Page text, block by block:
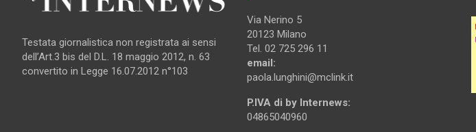
Testata giornalistica non registrata ai sensi
dell’Art.3 bis del D.L. 18 maggio 2012, n. 63
convertito in Legge 16.07.2012 n°103
Via Nerino 5
20123 Milano
Tel. 02 725 296 11
email:
paola.lunghini@mclink.it
P.IVA di by Internews:
04865040960